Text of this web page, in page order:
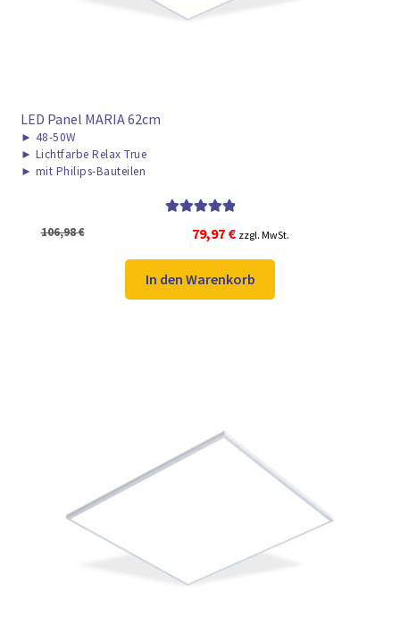
LED Panel MARIA 62cm
► 48-50W
► Lichtfarbe Relax True
► mit Philips-Bauteilen
von 5
106,98€
Ursprünglicher
war:
106,98 €
79,97 €Aktueller
ist:
79,97 €.
zzgl. MwSt.
In den Warenkorb